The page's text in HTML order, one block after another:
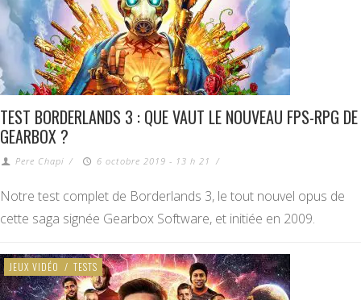
TEST BORDERLANDS 3 : QUE VAUT LE NOUVEAU FPS-RPG DE
GEARBOX ?
Pere Chapi / 6 octobre 2019 - 13 h 21 /
Notre test complet de Borderlands 3, le tout nouvel opus de
cette saga signée Gearbox Software, et initiée en 2009.
JEUX VIDÉO / TESTS